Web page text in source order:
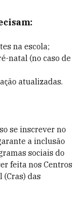
na escola;
natal (no caso de
atualizadas.
se inscrever no
a inclusão
sociais do
feita nos Centros
(Cras) das